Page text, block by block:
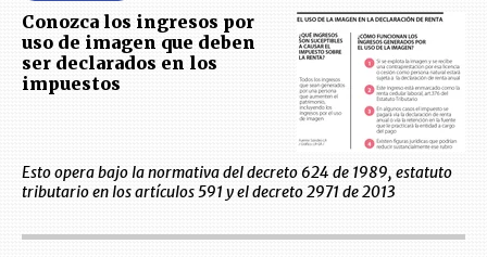
Conozca los ingresos por
uso de imagen que deben
ser declarados en los
impuestos
Esto opera bajo la normativa del decreto 624 de 1989, estatuto
tributario en los artículos 591 y el decreto 2971 de 2013